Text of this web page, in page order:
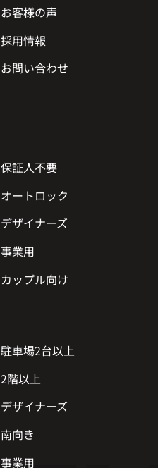
お客様の声
採用情報
お問い合わせ
保証人不要
オートロック
デザイナーズ
事業用
カップル向け
駐車場2台以上
2階以上
デザイナーズ
南向き
事業用